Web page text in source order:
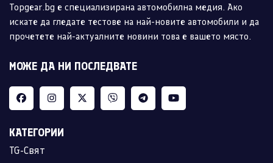
Topgear.bg е специализирана автомобилна медия. Ако
искате да гледате тестове на най-новите автомобили и да
прочетете най-актуалните новини това е вашето място.
МОЖЕ ДА НИ ПОСЛЕДВАТЕ
КАТЕГОРИИ
TG-Свят